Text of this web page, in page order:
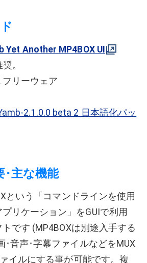
Yet Another MP4BOX UI
。
フリーウェア
2.1.0.0 beta 2 日本語化パッ
･主な機能
という「コマンドラインを使用
リケーション」をGUIで利用
です (MP4BOXは別途入手する
･音声･字幕ファイルなどをMUX
イルにする事が可能です。複